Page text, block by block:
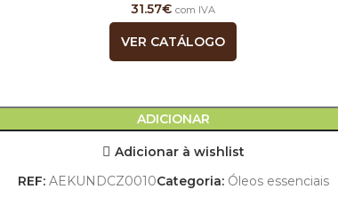
31.57€ com IVA
VER CATÁLOGO
ADICIONAR
Adicionar à wishlist
REF: AEKUNDCZ0010Categoria: Óleos essenciais